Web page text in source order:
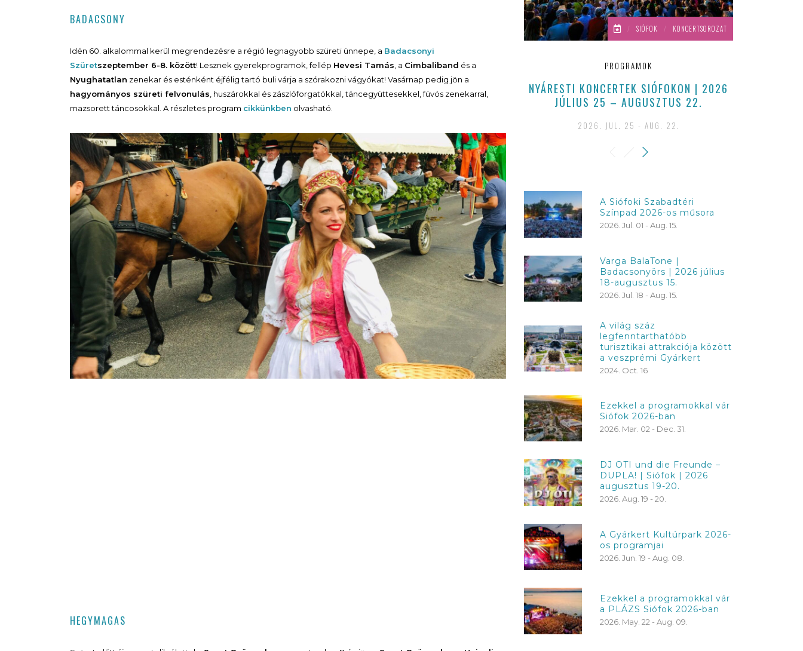
BADACSONY
Idén 60. alkalommal kerül megrendezésre a régió legnagyobb szüreti ünnepe, a Badacsonyi
Szüretszeptember 6-8. között! Lesznek gyerekprogramok, fellép Hevesi Tamás , a Cimbaliband és a
Nyughatatlan zenekar és esténként éjfélig tartó buli várja a szórakozni vágyókat! Vasárnap pedig jön a
hagyományos szüreti felvonulás , huszárokkal és zászlóforgatókkal, táncegyüttesekkel, fúvós zenekarral,
mazsorett táncosokkal. A részletes program cikkünkben olvasható.
HEGYMAGAS
/ SIÓFOK / KONCERTSOROZAT
PROGRAMOK
NYÁRESTI KONCERTEK SIÓFOKON | 2026
JÚLIUS 25 – AUGUSZTUS 22.
2026. JUL. 25 - AUG. 22.
A Siófoki Szabadtéri
Színpad 2026-os műsora
2026. Jul. 01 - Aug. 15.
Varga BalaTone |
Badacsonyörs | 2026 július
18-augusztus 15.
2026. Jul. 18 - Aug. 15.
A világ száz
legfenntarthatóbb
turisztikai attrakciója között
a veszprémi Gyárkert
2024. Oct. 16
Ezekkel a programokkal vár
Siófok 2026-ban
2026. Mar. 02 - Dec. 31.
DJ OTI und die Freunde –
DUPLA! | Siófok | 2026
augusztus 19-20.
2026. Aug. 19 - 20.
A Gyárkert Kultúrpark 2026-
os programjai
2026. Jun. 19 - Aug. 08.
Ezekkel a programokkal vár
a PLÁZS Siófok 2026-ban
2026. May. 22 - Aug. 09.